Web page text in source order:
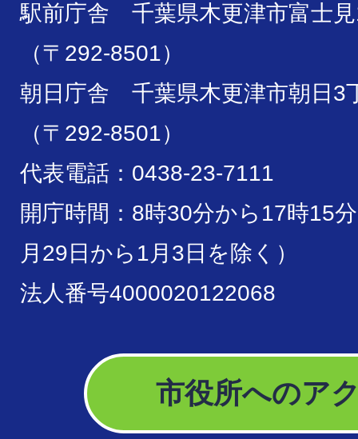
駅前庁舎 千葉県木更津市富士
（〒292-8501）
朝日庁舎 千葉県木更津市朝日3
（〒292-8501）
代表電話：0438-23-7111
開庁時間：8時30分から17時15
月29日から1月3日を除く）
法人番号4000020122068
市役所へのア